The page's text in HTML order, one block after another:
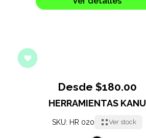
Desde $180.00
HERRAMIENTAS KANU
SKU: HR 020 Ver stock